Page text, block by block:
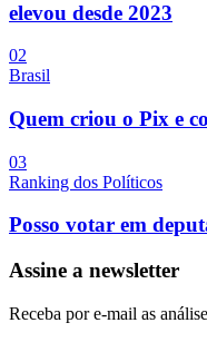
elevou desde 2023
02
Brasil
Quem criou o Pix e
03
Ranking dos Políticos
Posso votar em
Assine a newsletter
Receba por e-mail as